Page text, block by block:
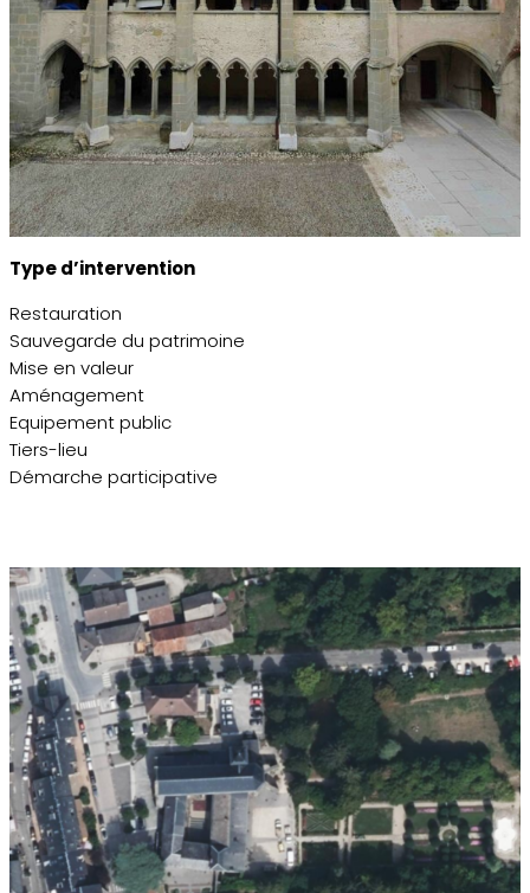
Type d’intervention
Restauration
Sauvegarde du patrimoine
Mise en valeur
Aménagement
Equipement public
Tiers-lieu
Démarche participative